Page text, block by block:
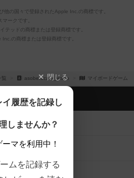
の国々で登録されたApple Inc.の商標です。
ークです。
テッドの商標または登録商標です。
の商標または登録商標です。
覧 asoberucafe_watto マイボードゲーム
閉じる
履歴を記録し
しませんか？
マを利用中！
ムを記録する
る
ビュー